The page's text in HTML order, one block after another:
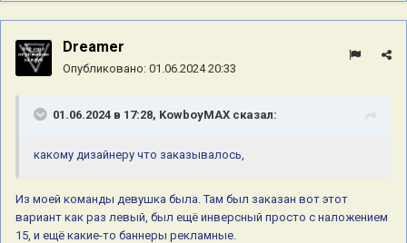
Dreamer
Опубликовано: 01.06.2024 20:33
01.06.2024 в 17:28, KowboyMAX сказал:
какому дизайнеру что заказывалось,
Из моей команды девушка была. Там был заказан вот этот
вариант как раз левый, был ещё инверсный просто с наложением
15, и ещё какие-то баннеры рекламные.